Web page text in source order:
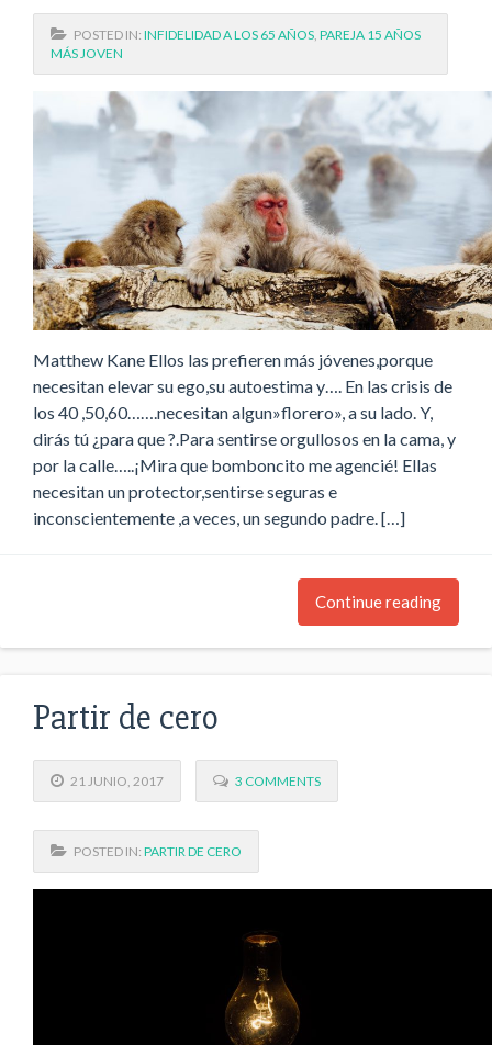
POSTED IN: INFIDELIDAD A LOS 65 AÑOS PAREJA 15 AÑOS
MÁS JOVEN
Matthew Kane Ellos las prefieren más jóvenes,porque
necesitan elevar su ego,su autoestima y…. En las crisis de
los 40 ,50,60…….necesitan algun»florero», a su lado. Y,
dirás tú ¿para que ?.Para sentirse orgullosos en la cama, y
por la calle…..¡Mira que bomboncito me agencié! Ellas
necesitan un protector,sentirse seguras e
inconscientemente ,a veces, un segundo padre. […]
Continue reading
Partir de cero
21 JUNIO, 2017 3 COMMENTS
POSTED IN: PARTIR DE CERO